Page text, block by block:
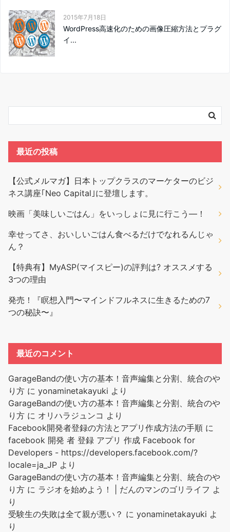
2015年7月18日
WordPress高速化のための画像圧縮方法とプラグ
イ...
最近の投稿
【公式メルマガ】日本トップクラスのマーケターのビジ
ネス講座｢Neo Capital｣に登壇します。
映画「美味しいごはん」をいっしょに見に行こう―！
幸せってさ、おいしいごはん食べるだけでなれるんじゃ
ん？
【特典有】MyASP(マイスピー)の評判は? オススメする
3つの理由
発売！『瞑想入門〜マインドフルネスに生きるための7
つの秘訣〜』
最近のコメント
GarageBandの使い方の基本！音声編集と分割、統合のや
り方 に yonaminetakayuki より
GarageBandの使い方の基本！音声編集と分割、統合のや
り方 に オリハラジュンコ より
Facebook開発者登録の方法とアプリ作成方法の手順 に
facebook 開発 者 登録 アプリ 作成 Facebook for
Developers - https://developers.facebook.com/?
locale=ja_JP より
GarageBandの使い方の基本！音声編集と分割、統合のや
り方 に ラジオを始めよう！ | だんのマンのゴリライフ よ
り
受験生の失敗は全て親が悪い？ に yonaminetakayuki よ
り